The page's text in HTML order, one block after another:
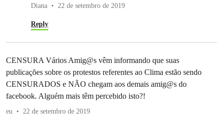
Diana 22 de setembro de 2019
Reply
CENSURA Vários Amig@s vêm informando que suas
publicações sobre os protestos referentes ao Clima estão sendo
CENSURADOS e NÃO chegam aos demais amig@s do
facebook. Alguém mais têm percebido isto?!
eu 22 de setembro de 2019